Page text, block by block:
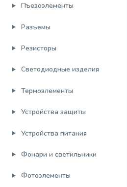
Пъезоэлементы
Разъемы
Резисторы
Светодиодные изделия
Термоэлементы
Устройства защиты
Устройства питания
Фонари и светильники
Фотоэлементы